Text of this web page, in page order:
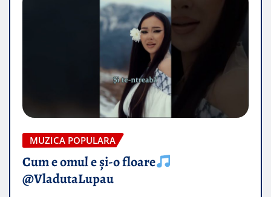
MUZICA POPULARA
Cum e omul e și-o floare
@VladutaLupau